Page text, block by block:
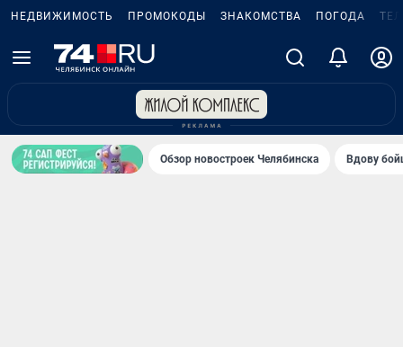
НЕДВИЖИМОСТЬ ПРОМОКОДЫ ЗНАКОМСТВА ПОГОДА
Обзор новостроек Челябинска Вдову